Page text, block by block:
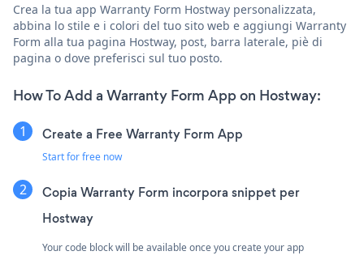
Crea la tua app Warranty Form Hostway personalizzata,
abbina lo stile e i colori del tuo sito web e aggiungi Warranty
Form alla tua pagina Hostway, post, barra laterale, piè di
pagina o dove preferisci sul tuo posto.
How To Add a Warranty Form App on Hostway:
Create a Free Warranty Form App
Start for free now
Copia Warranty Form incorpora snippet per
Hostway
Your code block will be available once you create your app